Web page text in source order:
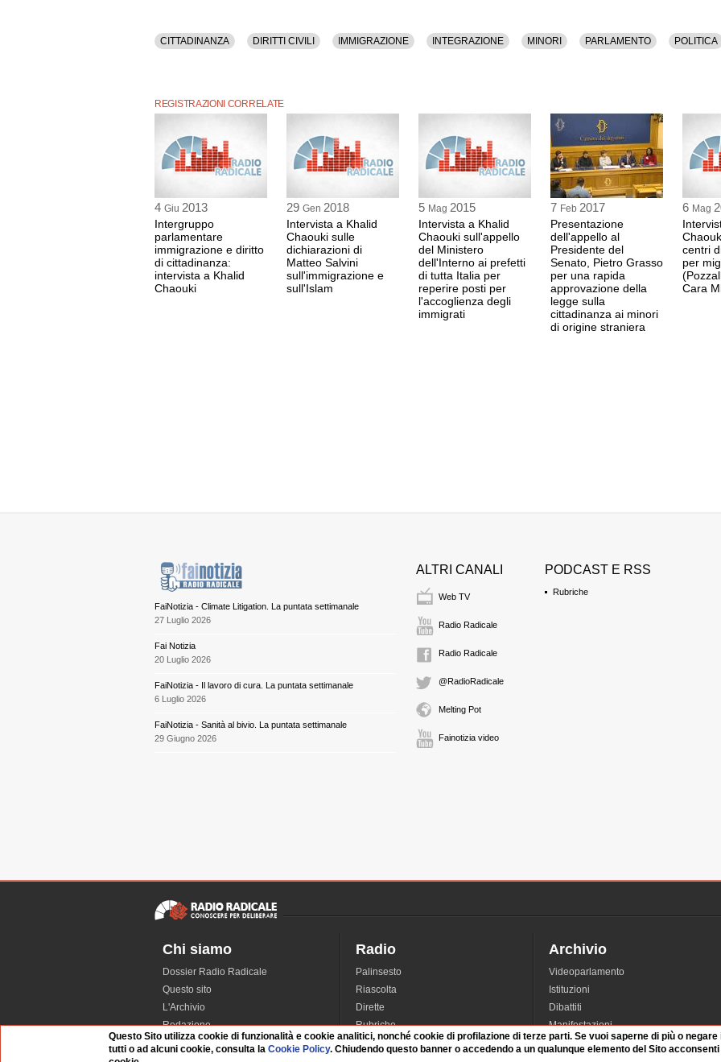
La conferenza stampa è disponibile anche nel solo formato audio.
12:33 Durata: 2 min
KHALID CHAOUKI
deputato
12:38 Durata: 3 min
RENATA
12:42 Durata: 2 min
deputato
CITTADINANZA DIRITTI CIVILI IMMIGRAZIONE INTEGRAZIONE MINORI PARLAMENTO POLITICA
REGISTRAZIONI CORRELATE
4 Giu 2013
Intergruppo
parlamentare
immigrazione e diritto
di cittadinanza:
intervista a Khalid
Chaouki
29 Gen 2018
Intervista a Khalid
Chaouki sulle
dichiarazioni di
Matteo Salvini
sull'immigrazione e
sull'Islam
5 Mag 2015
Intervista a Khalid
Chaouki sull'appello
del Ministero
dell'Interno ai prefetti
di tutta Italia per
reperire posti per
l'accoglienza degli
immigrati
7 Feb 2017
Presentazione
dell'appello al
Presidente del
Senato, Pietro Grasso
per una rapida
approvazione della
legge sulla
cittadinanza ai minori
di origine straniera
6 Mag
centri
per
Cara
FaiNotizia - Climate Litigation. La puntata settimanale
27 Luglio 2026
Fai Notizia
20 Luglio 2026
FaiNotizia - Il lavoro di cura. La puntata settimanale
6 Luglio 2026
FaiNotizia - Sanità al bivio. La puntata settimanale
29 Giugno 2026
ALTRI CANALI
Web TV
Radio Radicale
Radio Radicale
@RadioRadicale
Melting Pot
Fainotizia video
PODCAST E RSS
Rubriche
Chi siamo
Dossier Radio Radicale
Questo sito
L'Archivio
Redazione
La musica da Requiem
Radio
Palinsesto
Riascolta
Dirette
Rubriche
Interviste
Archivio
Videoparlamento
Istituzioni
Dibattiti
Manifestazioni
Radicali
Questo Sito utilizza cookie di funzionalità e cookie analitici, nonché cookie di profilazione di terze parti. Se vuoi saperne di più o
tutti o ad alcuni cookie, consulta laCookie Policy. Chiudendo questo banner o accedendo a un qualunque elemento del Sito